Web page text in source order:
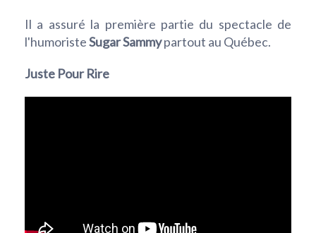
Il a assuré la première partie du spectacle de
l'humoristeSugar Sammypartout au Québec.
Juste Pour Rire